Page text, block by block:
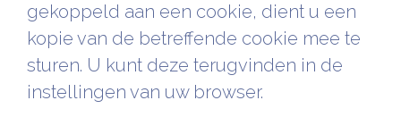
gekoppeld aan een cookie, dient u een
kopie van de betreffende cookie mee te
sturen. U kunt deze terugvinden in de
instellingen van uw browser.